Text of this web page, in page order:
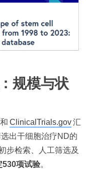
规模与状
ClinicalTrials.gov汇
出干细胞治疗ND的
步检索、人工筛选及
530项试验。